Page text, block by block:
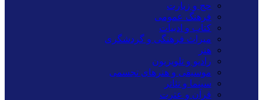
حج و زیارت
فرهنگ عمومی
کتاب و ادبیات
میراث فرهنگی و گردشگری
هنر
رادیو و تلویزیون
موسیقی و هنرهای تجسمی
سینما و تئاتر
قرآن و عترت